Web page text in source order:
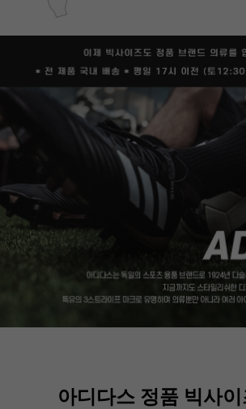
아디다스 정품 빅사이